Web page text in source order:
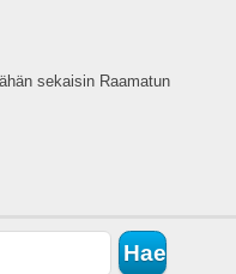
sekaisin Raamatun